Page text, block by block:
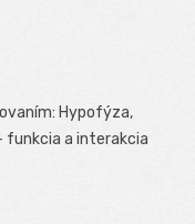
Hypofýza,
funkcia a interakcia